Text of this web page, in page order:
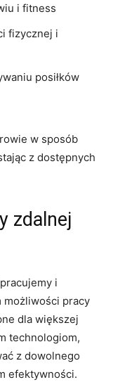
i fitness
fizycznej i
posiłków
w sposób
‌z dostępnych
zdalnej
i
możliwości⁢ pracy
dla ⁣większej‌
technologiom,⁣
z dowolnego
efektywności.